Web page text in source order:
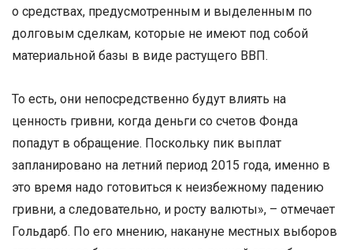
о средствах, предусмотренным и выделенным по
долговым сделкам, которые не имеют под собой
материальной базы в виде растущего ВВП.
То есть, они непосредственно будут влиять на
ценность гривни, когда деньги со счетов Фонда
попадут в обращение. Поскольку пик выплат
запланировано на летний период 2015 года, именно в
это время надо готовиться к неизбежному падению
гривни, а следовательно, и росту валюты», – отмечает
Гольдарб. По его мнению, накануне местных выборов